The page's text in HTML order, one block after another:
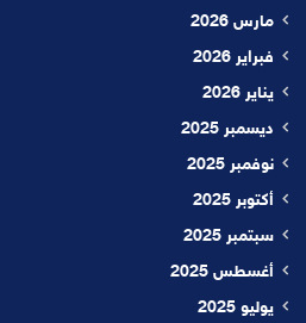
مارس 2026
فبراير 2026
يناير 2026
ديسمبر 2025
نوفمبر 2025
أكتوبر 2025
سبتمبر 2025
أغسطس 2025
يوليو 2025